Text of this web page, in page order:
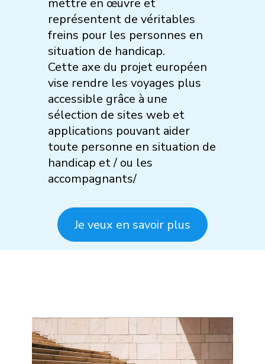
mettre en œuvre et
représentent de véritables
freins pour les personnes en
situation de handicap.
Cette axe du projet européen
vise rendre les voyages plus
accessible grâce à une
sélection de sites web et
applications pouvant aider
toute personne en situation de
handicap et / ou les
accompagnants/
Je veux en savoir plus